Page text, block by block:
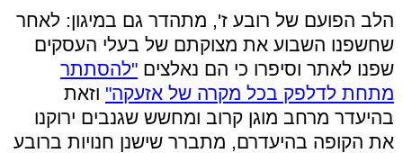
הלב הפועם של רובע ז', מתהדר גם במיגון: לאחר
שחשפנו השבוע את מצוקתם של בעלי העסקים
שפנו לאתר וסיפרו כי הם נאלצים "להסתתר
מתחת לדלפק בכל מקרה של אזעקה" וזאת
בהיעדר מרחב מוגן קרוב ומחשש שגנבים ירוקנו
את הקופה בהיעדרם, מתברר שישנן חנויות ברובע